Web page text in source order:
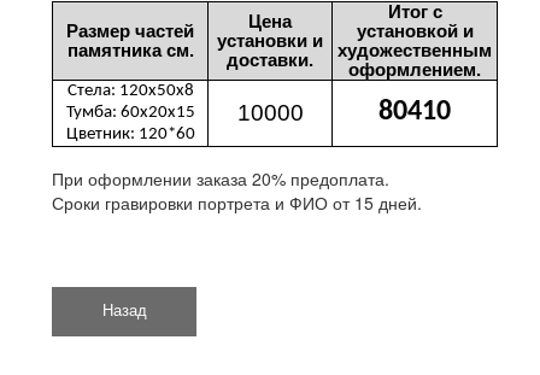
Размер частей
памятника см.
Цена
установки и
доставки.
Итог с
установкой и
художественным
оформлением.
Стела: 120х50х8
Тумба: 60х20х15
Цветник: 120*60
10000 80410
При оформлении заказа 20% предоплата.
Сроки гравировки портрета и ФИО от 15 дней.